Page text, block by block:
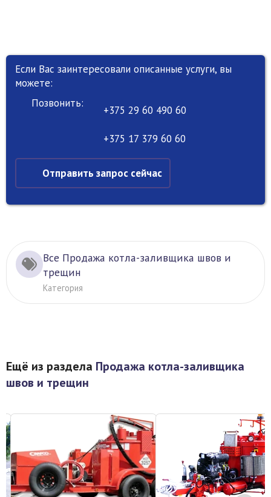
Если Вас заинтересовали описанные услуги, вы
можете:
Позвонить:
+375 29 60 490 60
+375 17 379 60 60
Отправить запрос сейчас
Все Продажа котла-заливщика швов и
трещин
Категория
Ещё из раздела Продажа котла-заливщика
швов и трещин